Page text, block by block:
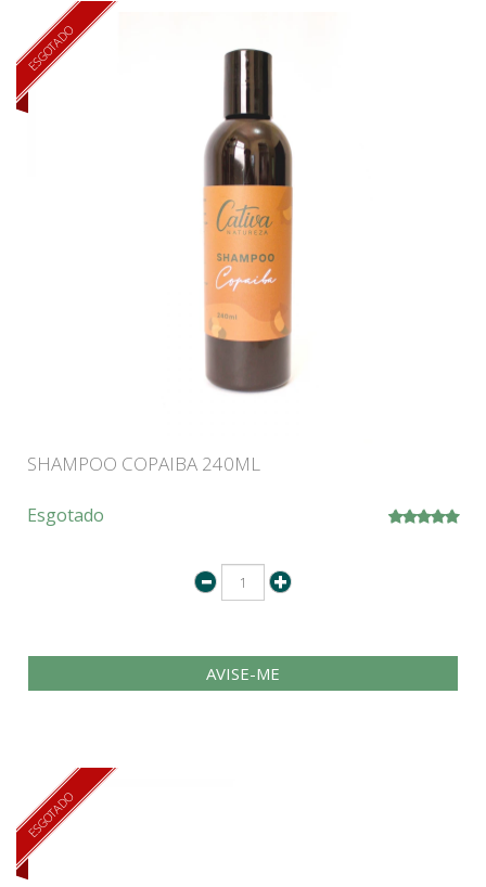
ESGOTADO
SHAMPOO COPAIBA 240ML
Esgotado
AVISE-ME
ESGOTADO